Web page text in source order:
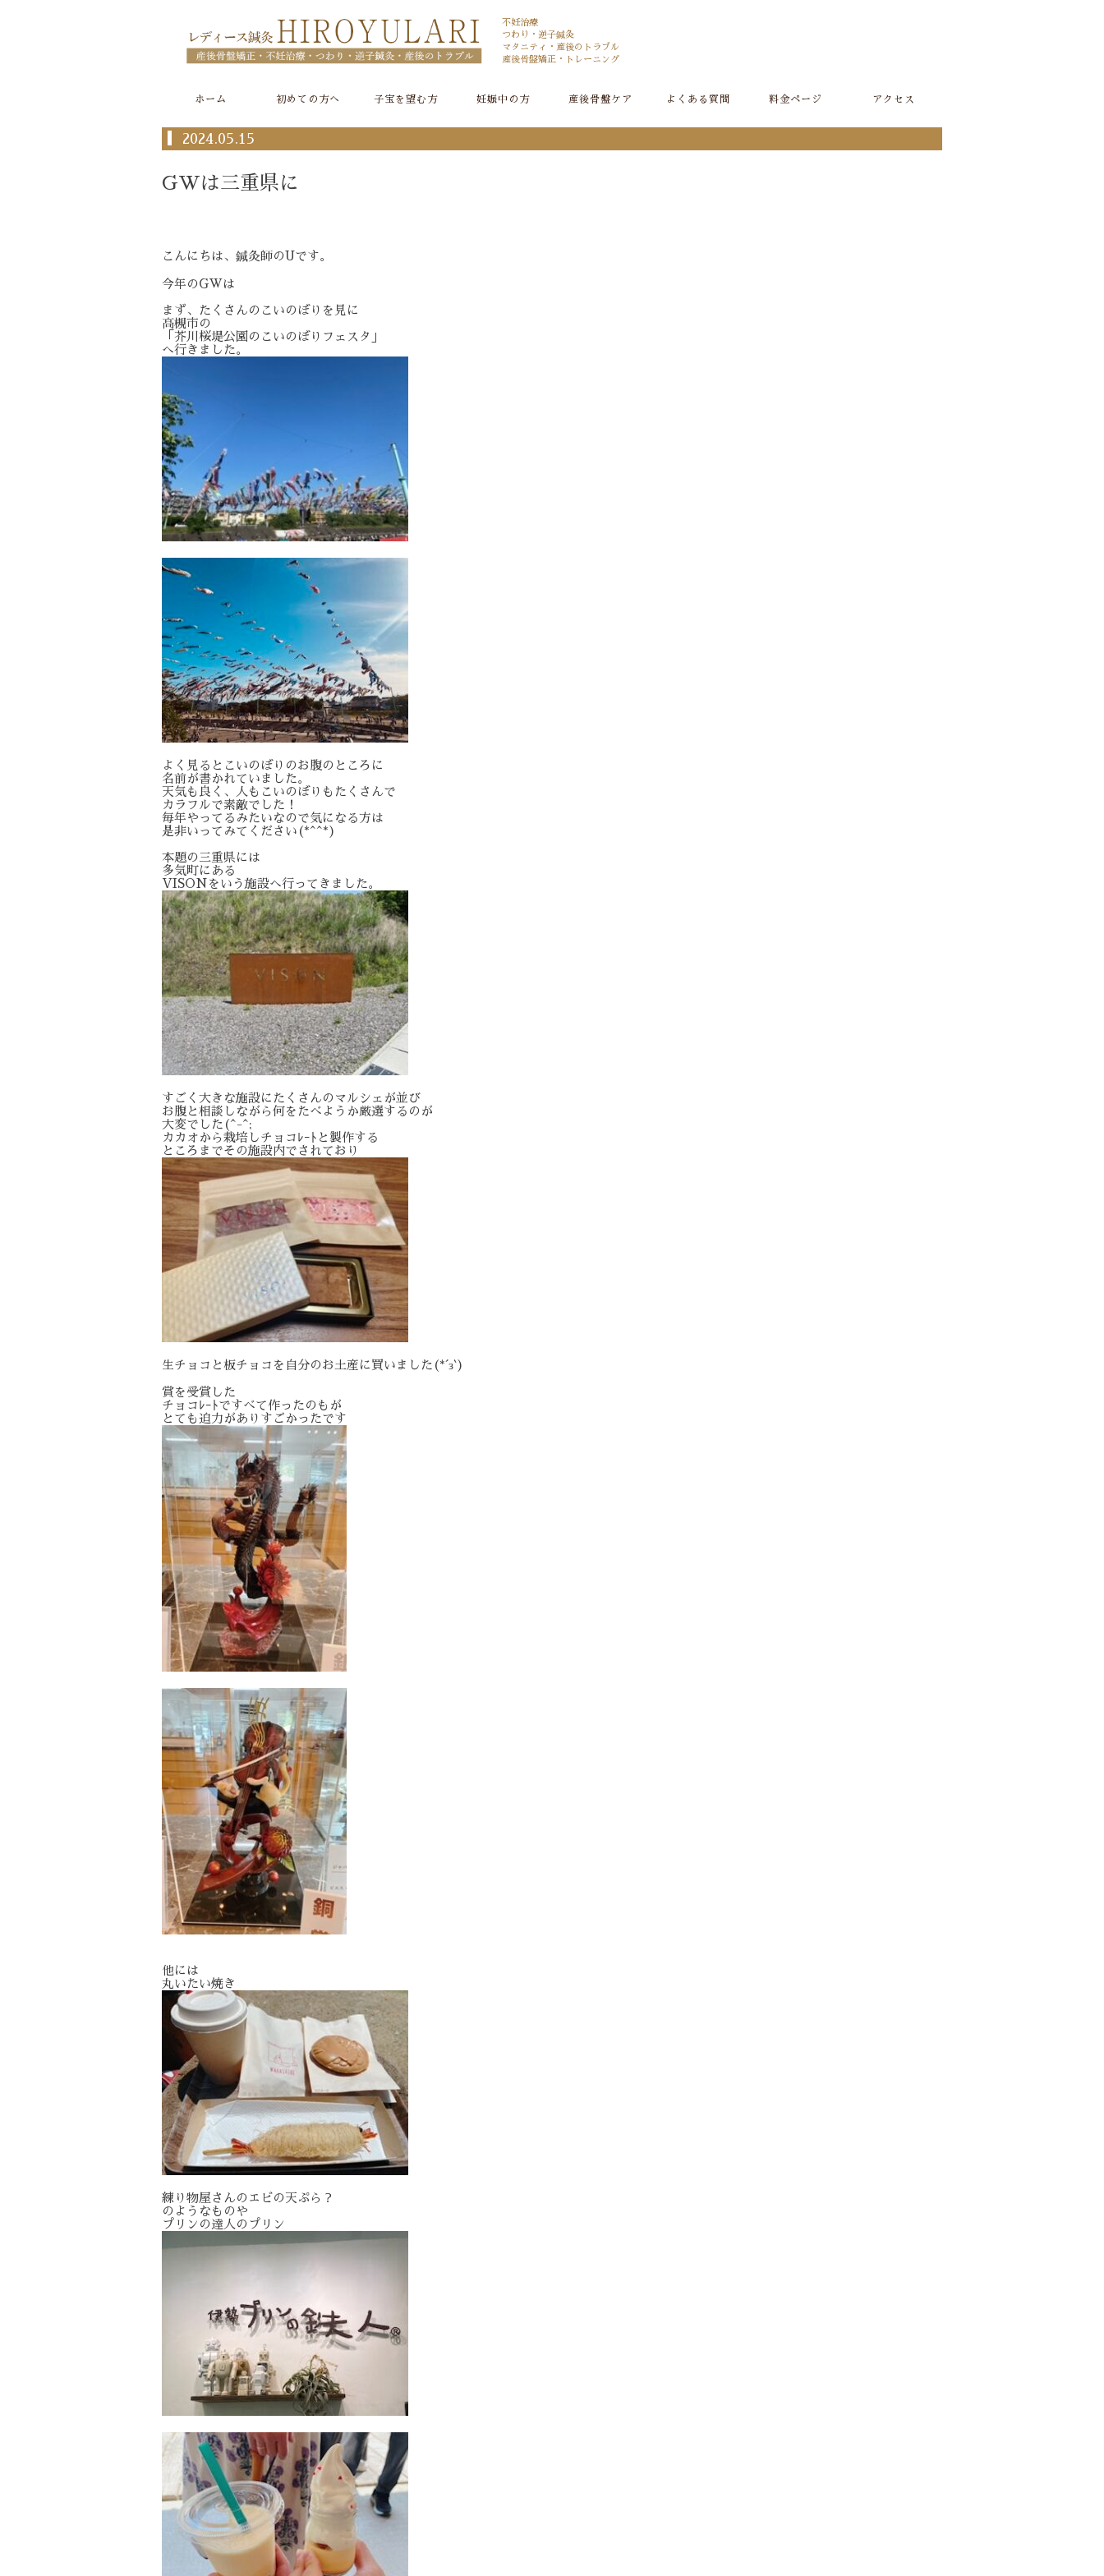
不妊治療
つわり・逆子鍼灸
マタニティ・産後のトラブル
産後骨盤矯正・トレーニング
ホーム 初めての方へ 子宝を望む方 妊娠中の方 産後骨盤ケア よくある質問 料金ページ アクセス
2024.05.15
GWは三重県に
こんにちは、鍼灸師のUです。
今年のGWは
まず、たくさんのこいのぼりを見に
高槻市の
「芥川桜堤公園のこいのぼりフェスタ」
へ行きました。
よく見るとこいのぼりのお腹のところに
名前が書かれていました。
天気も良く、人もこいのぼりもたくさんで
カラフルで素敵でした！
毎年やってるみたいなので気になる方は
是非いってみてください(*^^*)
本題の三重県には
多気町にある
VISONをいう施設へ行ってきました。
すごく大きな施設にたくさんのマルシェが並び
お腹と相談しながら何をたべようか厳選するのが
大変でした(^-^;
カカオから栽培しチョコﾚｰﾄと製作する
ところまでその施設内でされており
生チョコと板チョコを自分のお土産に買いました(*´з`)
賞を受賞した
チョコﾚｰﾄですべて作ったのもが
とても迫力がありすごかったです
他には
丸いたい焼き
練り物屋さんのエビの天ぷら？
のようなものや
プリンの達人のプリン